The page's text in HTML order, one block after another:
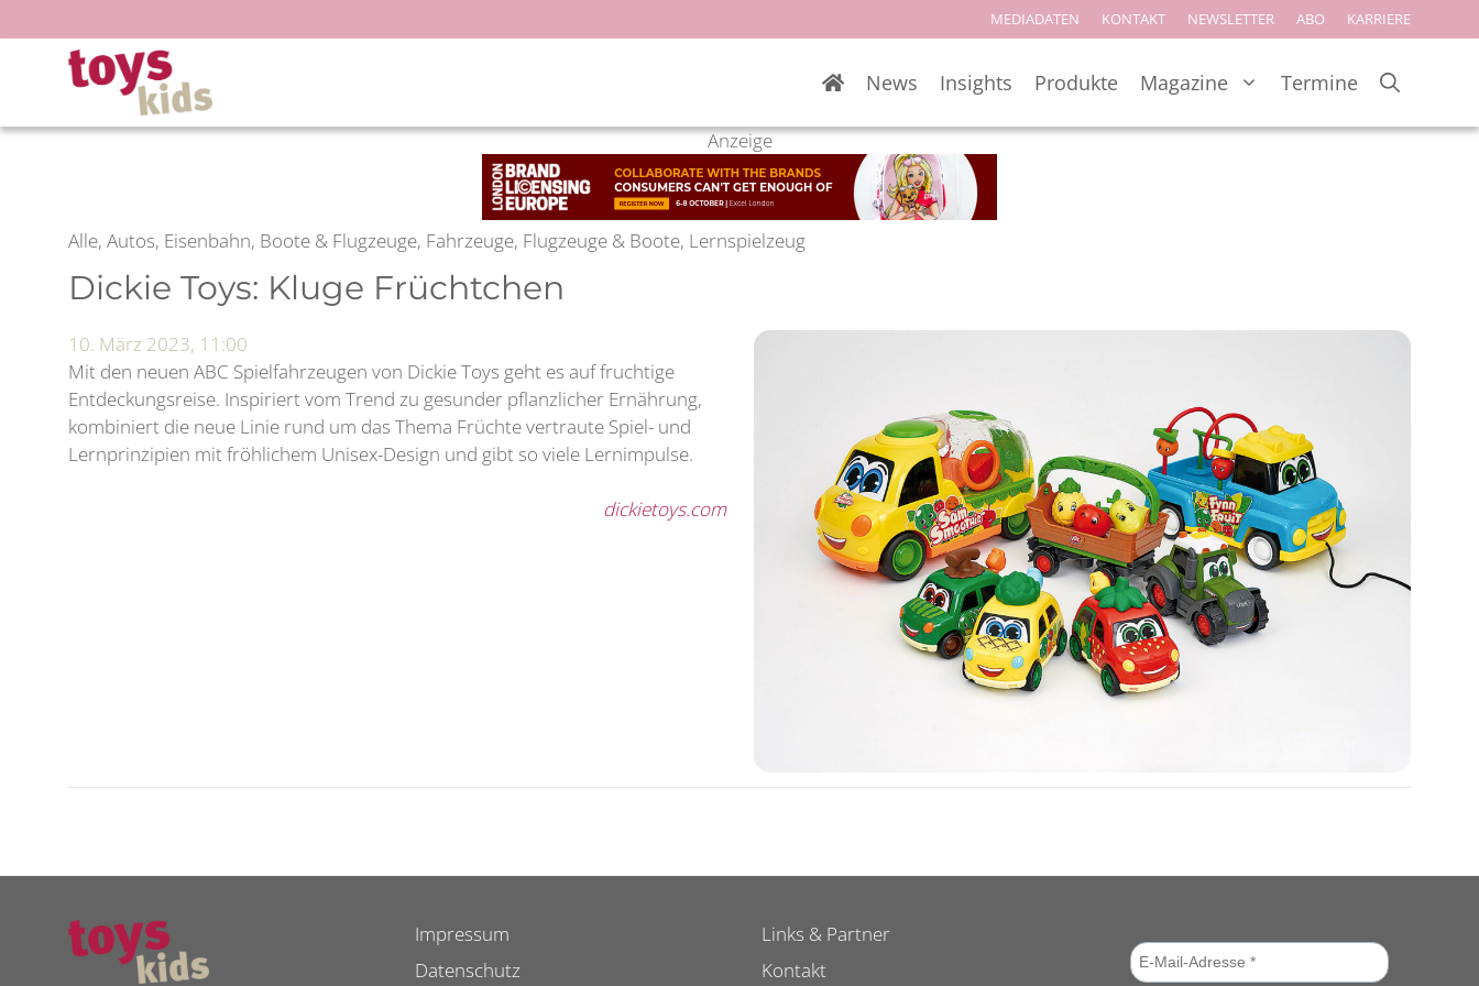
Inhalt
springen
MEDIADATEN KONTAKT NEWSLETTER ABO KARRIERE
News Insights Produkte Magazine Termine
Anzeige
Alle, Autos, Eisenbahn, Boote & Flugzeuge, Fahrzeuge, Flugzeuge & Boote, Lernspielzeug
Dickie Toys: Kluge Früchtchen
10. März 2023, 11:00
Mit den neuen ABC Spielfahrzeugen von Dickie Toys geht es auf fruchtige
Entdeckungsreise. Inspiriert vom Trend zu gesunder pflanzlicher Ernährung,
kombiniert die neue Linie rund um das Thema Früchte vertraute Spiel- und
Lernprinzipien mit fröhlichem Unisex-Design und gibt so viele Lernimpulse.
dickietoys.com
Impressum
Datenschutz
Links & Partner
Kontakt